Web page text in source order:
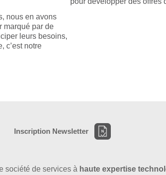
nous en avons
marqué par de
leurs besoins,
c’est notre
Inscription Newsletter
société de services à haute expertise